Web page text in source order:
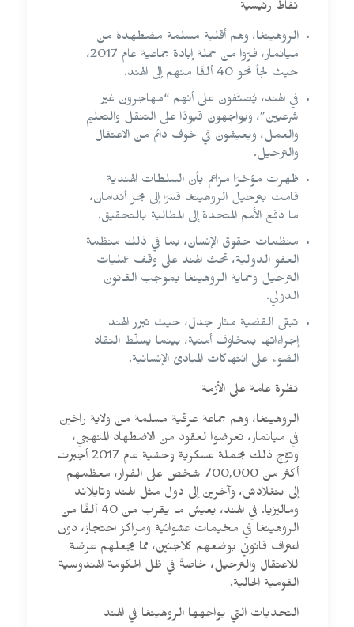
نقاط رئيسية
الروهينغا، وهم أقلية مسلمة مضطهدة من
ميانمار، فرّوا من حملة إبادة جماعية عام 2017،
حيث لجأ نحو 40 ألفًا منهم إلى الهند.
في الهند، يُصنَّفون على أنهم “مهاجرون غير
شرعيين”، ويواجهون قيودًا على التنقل والتعليم
والعمل، ويعيشون في خوف دائم من الاعتقال
والترحيل.
ظهرت مؤخرًا مزاعم بأن السلطات الهندية
قامت بترحيل الروهينغا قسرًا إلى بحر أندامان،
ما دفع الأمم المتحدة إلى المطالبة بالتحقيق.
منظمات حقوق الإنسان، بما في ذلك منظمة
العفو الدولية، تحث الهند على وقف عمليات
الترحيل وحماية الروهينغا بموجب القانون
الدولي.
تبقى القضية مثار جدل، حيث تبرر الهند
إجراءاتها بمخاوف أمنية، بينما يسلّط النقاد
الضوء على انتهاكات المبادئ الإنسانية.
نظرة عامة على الأزمة
الروهينغا، وهم جماعة عرقية مسلمة من ولاية راخين
في ميانمار، تعرضوا لعقود من الاضطهاد المنهجي،
وتوّج ذلك بحملة عسكرية وحشية عام 2017 أجبرت
أكثر من 700,000 شخص على الفرار، معظمهم
إلى بنغلادش، وآخرين إلى دول مثل الهند وتايلاند
وماليزيا. في الهند، يعيش ما يقرب من 40 ألفًا من
الروهينغا في مخيمات عشوائية ومراكز احتجاز، دون
اعتراف قانوني بوضعهم كلاجئين، مما يجعلهم عرضة
للاعتقال والترحيل، خاصةً في ظل الحكومة الهندوسية
القومية الحالية.
التحديات التي يواجهها الروهينغا في الهند